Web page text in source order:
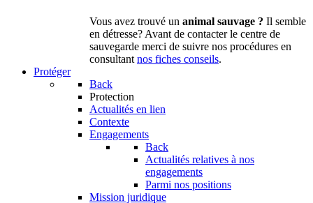
Vous avez trouvé un animal sauvage ? Il semble
en détresse? Avant de contacter le centre de
sauvegarde merci de suivre nos procédures en
consultantnos fiches conseils.
Protéger
Back
Protection
Actualités en lien
Contexte
Engagements
Back
Actualités relatives à nos
engagements
Parmi nos positions
Mission juridique